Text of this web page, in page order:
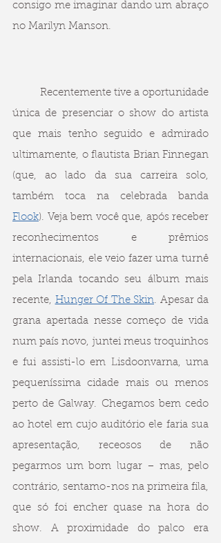
consigo me imaginar dando um abraço
no Marilyn Manson.
única de presenciar o show do artista
que mais tenho seguido e admirado
ultimamente, o flautista Brian Finnegan
(que, ao lado da sua carreira solo,
Flook). Veja bem você que, após receber
reconhecimentos e prêmios
internacionais, ele veio fazer uma turnê
pela Irlanda tocando seu álbum mais
recente, Hunger Of The Skin. Apesar da
grana apertada nesse começo de vida
num país novo, juntei meus troquinhos
e fui assisti-lo em Lisdoonvarna, uma
pequeníssima cidade mais ou menos
perto de Galway. Chegamos bem cedo
ao hotel em cujo auditório ele faria sua
apresentação, receosos de não
pegarmos um bom lugar – mas, pelo
contrário, sentamo-nos na primeira fila,
que só foi encher quase na hora do
show. A proximidade do palco era